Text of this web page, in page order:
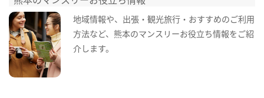
地域情報や、出張・観光旅行・おすすめのご利用
方法など、熊本のマンスリーお役立ち情報をご紹
介します。